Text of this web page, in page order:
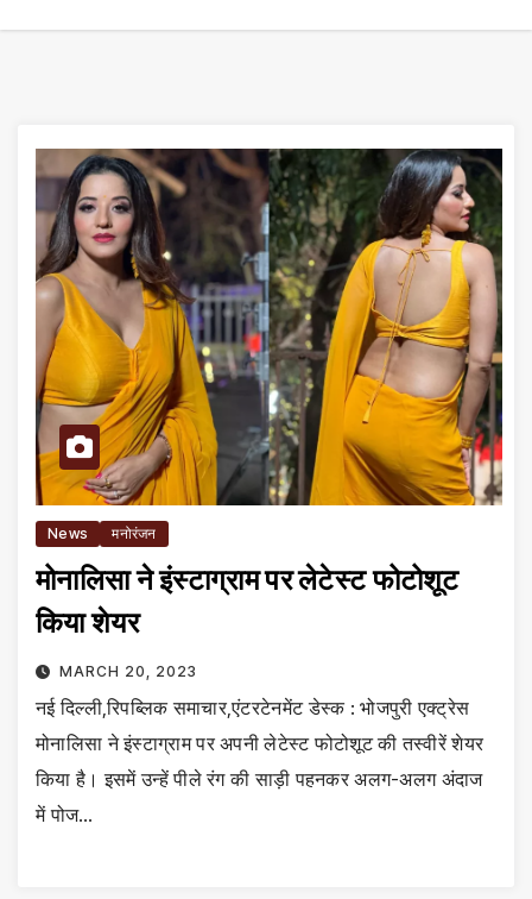
News मनोरंजन
मोनालिसा ने इंस्टाग्राम पर लेटेस्ट फोटोशूट
किया शेयर
MARCH 20, 2023
नई दिल्ली,रिपब्लिक समाचार,एंटरटेनमेंट डेस्क : भोजपुरी एक्ट्रेस
मोनालिसा ने इंस्टाग्राम पर अपनी लेटेस्ट फोटोशूट की तस्वीरें शेयर
किया है। इसमें उन्हें पीले रंग की साड़ी पहनकर अलग-अलग अंदाज
में पोज…